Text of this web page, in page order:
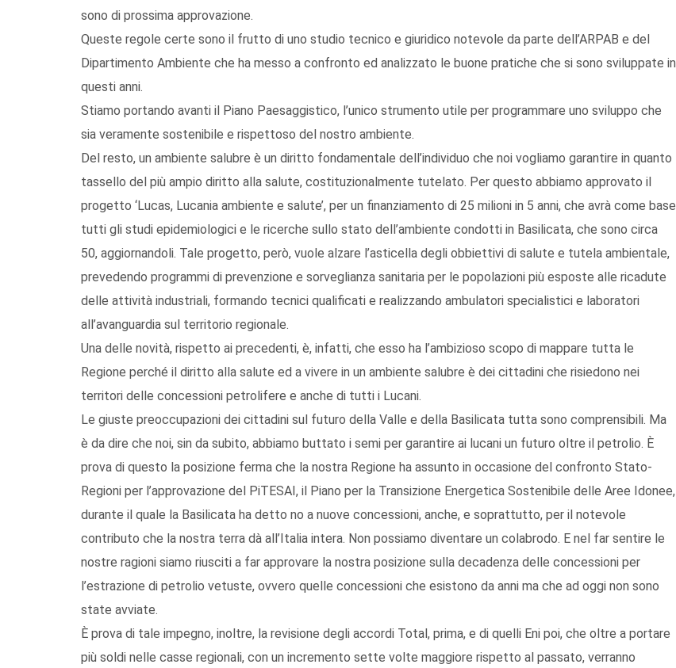
sono di prossima approvazione.
Queste regole certe sono il frutto di uno studio tecnico e giuridico notevole da parte dell’ARPAB e del
Dipartimento Ambiente che ha messo a confronto ed analizzato le buone pratiche che si sono sviluppate in
questi anni.
Stiamo portando avanti il Piano Paesaggistico, l’unico strumento utile per programmare uno sviluppo che
sia veramente sostenibile e rispettoso del nostro ambiente.
Del resto, un ambiente salubre è un diritto fondamentale dell’individuo che noi vogliamo garantire in quanto
tassello del più ampio diritto alla salute, costituzionalmente tutelato. Per questo abbiamo approvato il
progetto ‘Lucas, Lucania ambiente e salute’, per un finanziamento di 25 milioni in 5 anni, che avrà come base
tutti gli studi epidemiologici e le ricerche sullo stato dell’ambiente condotti in Basilicata, che sono circa
50, aggiornandoli. Tale progetto, però, vuole alzare l’asticella degli obbiettivi di salute e tutela ambientale,
prevedendo programmi di prevenzione e sorveglianza sanitaria per le popolazioni più esposte alle ricadute
delle attività industriali, formando tecnici qualificati e realizzando ambulatori specialistici e laboratori
all’avanguardia sul territorio regionale.
Una delle novità, rispetto ai precedenti, è, infatti, che esso ha l’ambizioso scopo di mappare tutta le
Regione perché il diritto alla salute ed a vivere in un ambiente salubre è dei cittadini che risiedono nei
territori delle concessioni petrolifere e anche di tutti i Lucani.
Le giuste preoccupazioni dei cittadini sul futuro della Valle e della Basilicata tutta sono comprensibili. Ma
è da dire che noi, sin da subito, abbiamo buttato i semi per garantire ai lucani un futuro oltre il petrolio. È
prova di questo la posizione ferma che la nostra Regione ha assunto in occasione del confronto Stato-
Regioni per l’approvazione del PiTESAI, il Piano per la Transizione Energetica Sostenibile delle Aree Idonee,
durante il quale la Basilicata ha detto no a nuove concessioni, anche, e soprattutto, per il notevole
contributo che la nostra terra dà all’Italia intera. Non possiamo diventare un colabrodo. E nel far sentire le
nostre ragioni siamo riusciti a far approvare la nostra posizione sulla decadenza delle concessioni per
l’estrazione di petrolio vetuste, ovvero quelle concessioni che esistono da anni ma che ad oggi non sono
state avviate.
È prova di tale impegno, inoltre, la revisione degli accordi Total, prima, e di quelli Eni poi, che oltre a portare
più soldi nelle casse regionali, con un incremento sette volte maggiore rispetto al passato, verranno